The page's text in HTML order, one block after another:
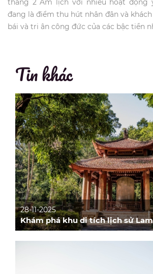
tháng 2 Âm lịch với nhiều hoạt động
đang là điểm thu hút nhân đân và
bái và tri ân công đức của các bậc tiền
Tin khác
28-11-2025
Khám phá khu di tích lịch sử